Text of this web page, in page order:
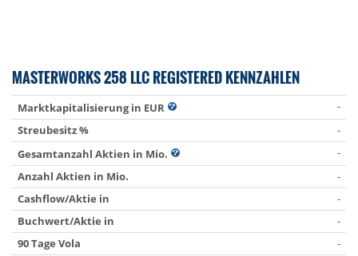
MASTERWORKS 258 LLC REGISTERED KENNZAHLEN
Marktkapitalisierung in EUR
-
Streubesitz %
-
Gesamtanzahl Aktien in Mio.
-
Anzahl Aktien in Mio.
-
Cashflow/Aktie in
-
Buchwert/Aktie in
-
90 Tage Vola
-